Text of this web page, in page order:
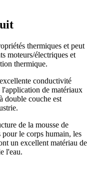
thermiques et peut
moteurs/électriques et
thermique.
conductivité
de matériaux
double couche est
de la mousse de
le corps humain, les
un excellent matériau de
l'eau.